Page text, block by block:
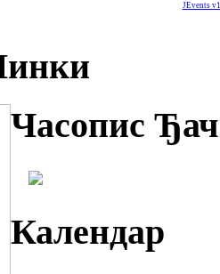
JEvents
Часопис
Календар